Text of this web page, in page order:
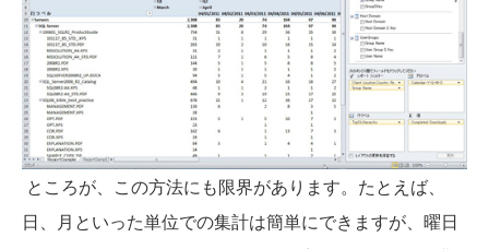
ところが、この方法にも限界があります。たとえば、
日、月といった単位での集計は簡単にできますが、曜日